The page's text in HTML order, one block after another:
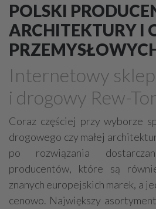
Elewacje, zabezpieczenia
Drewno, konstrukcje drewniane
Farby, kleje, lakiery, emalie
Cegły, pustaki, bloczki
Techniki zamocowań
Kostka
Beton komórkowy
Kruszywa
Izolacje akustyczne
Składy
Stal, wyroby stalowe
Sklejki
Tworzywa sztuczne
Styropian
Filtry
Metale
POLSKI
ARCHITEKTURY I
Internetowy
i drogowy Rew-
Coraz częściej przy wyborze
drogowego czy małej
po rozwiązania
producentów, które są
znanych europejskich marek, a
cenowo. Największy